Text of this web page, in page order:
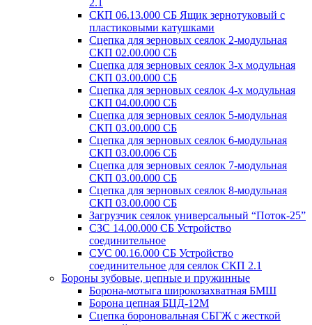
2.1
СКП 06.13.000 СБ Ящик зернотуковый с
пластиковыми катушками
Сцепка для зерновых сеялок 2-модульная
СКП 02.00.000 СБ
Сцепка для зерновых сеялок 3-х модульная
СКП 03.00.000 СБ
Сцепка для зерновых сеялок 4-х модульная
СКП 04.00.000 СБ
Сцепка для зерновых сеялок 5-модульная
СКП 03.00.000 СБ
Сцепка для зерновых сеялок 6-модульная
СКП 03.00.006 СБ
Сцепка для зерновых сеялок 7-модульная
СКП 03.00.000 СБ
Сцепка для зерновых сеялок 8-модульная
СКП 03.00.000 СБ
Загрузчик сеялок универсальный “Поток-25”
СЗС 14.00.000 СБ Устройство
соединительное
СУС 00.16.000 СБ Устройство
соединительное для сеялок СКП 2.1
Бороны зубовые, цепные и пружинные
Борона-мотыга широкозахватная БМШ
Борона цепная БЦД-12М
Сцепка бороновальная СБГЖ с жесткой